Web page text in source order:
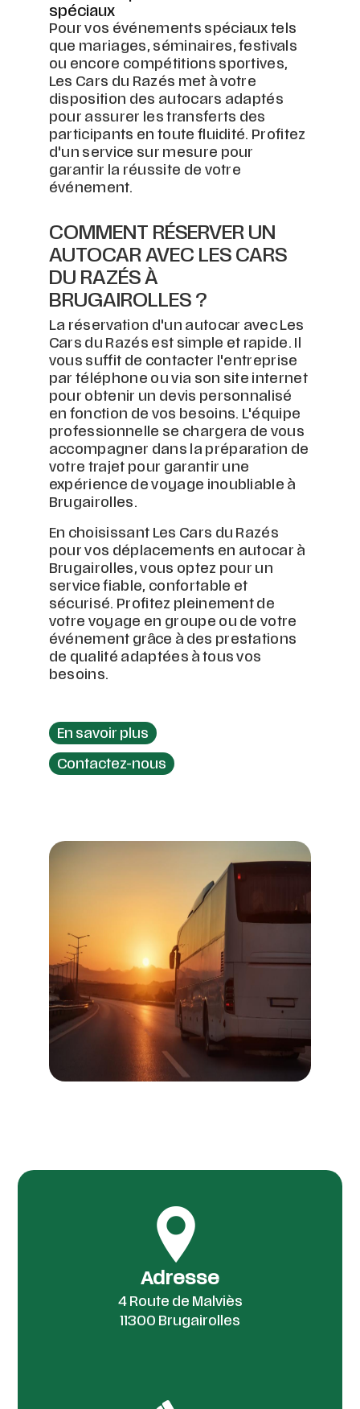
spéciaux
Pour vos événements spéciaux tels
que mariages, séminaires, festivals
ou encore compétitions sportives,
Les Cars du Razés met à votre
disposition des autocars adaptés
pour assurer les transferts des
participants en toute fluidité. Profitez
d'un service sur mesure pour
garantir la réussite de votre
événement.
COMMENT RÉSERVER UN
AUTOCAR AVEC LES CARS
DU RAZÉS À
BRUGAIROLLES ?
La réservation d'un autocar avec Les
Cars du Razés est simple et rapide. Il
vous suffit de contacter l'entreprise
par téléphone ou via son site internet
pour obtenir un devis personnalisé
en fonction de vos besoins. L'équipe
professionnelle se chargera de vous
accompagner dans la préparation de
votre trajet pour garantir une
expérience de voyage inoubliable à
Brugairolles.
En choisissant Les Cars du Razés
pour vos déplacements en autocar à
Brugairolles, vous optez pour un
service fiable, confortable et
sécurisé. Profitez pleinement de
votre voyage en groupe ou de votre
événement grâce à des prestations
de qualité adaptées à tous vos
besoins.
En savoir plus
Contactez-nous
Adresse
4 Route de Malviès
11300 Brugairolles